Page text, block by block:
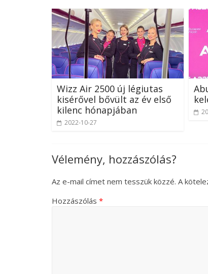
Wizz Air 2500 új légiutas
kisérővel bővült az év első
kilenc hónapjában
2022-10-27
Vélemény, hozzászólás?
Az e-mail címet nem tesszük közzé. A
Hozzászólás *